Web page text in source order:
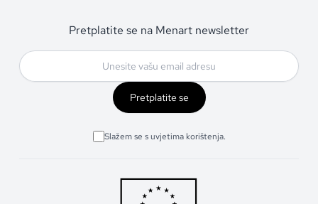
Pretplatite se na Menart newsletter
Pretplatite se
Slažem se s uvjetima korištenja.